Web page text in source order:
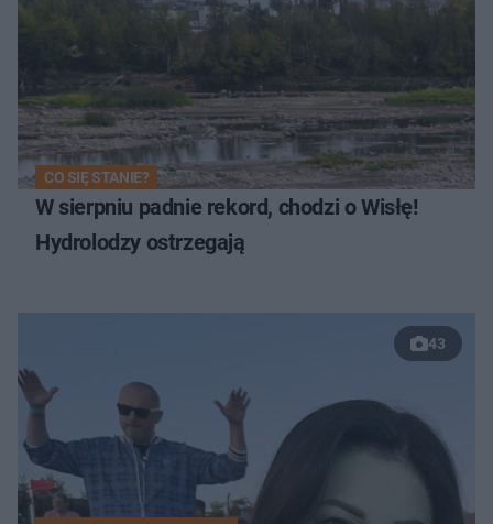
CO SIĘ STANIE?
W sierpniu padnie rekord, chodzi o Wisłę!
Hydrolodzy ostrzegają
43